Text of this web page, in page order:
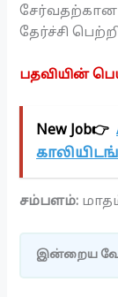
தேர்ச்சி
பதவியின்
New Job👉
சம்பளம்:
இன்றைய